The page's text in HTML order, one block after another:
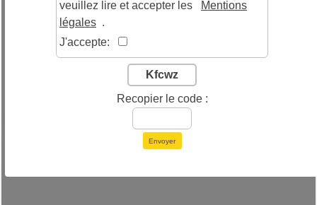
veuillez lire et accepter les
Mentions
légales .
J'accepte:
Kfcwz
Recopier le code :
Envoyer